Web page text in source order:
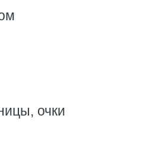
очки